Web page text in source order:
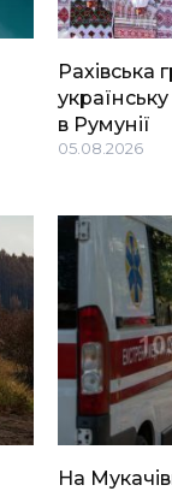
Рахівська
в Румунії
05.08.2026
На